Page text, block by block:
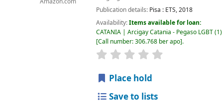
Amazon.com
Publication details: Pisa : ETS,2018
Availability:Items available for loan:
CATANIA | Arcigay Catania - Pegaso LGBT(1)
Call number:306.768 ber apo .
star rating
Place hold
Save to lists